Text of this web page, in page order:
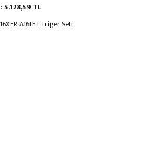
5.128,59 TL